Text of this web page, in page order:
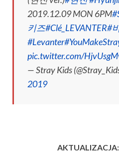
2019.12.09 MON 6PM
키즈#Clé_LEVANTER#
#Levanter
pic.twitter.com/
— Stray Kids
2019